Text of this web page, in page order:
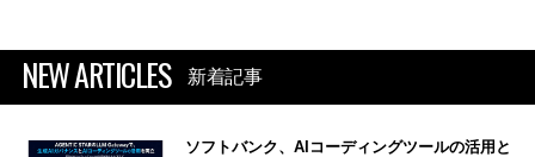
NEW ARTICLES 新着記事
ソフトバンク、AIコーディングツールの活用と